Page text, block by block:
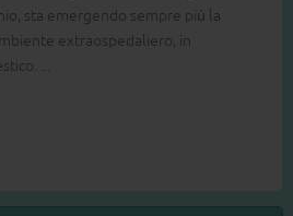
sta emergendo sempre più la
extraospedaliero, in
...